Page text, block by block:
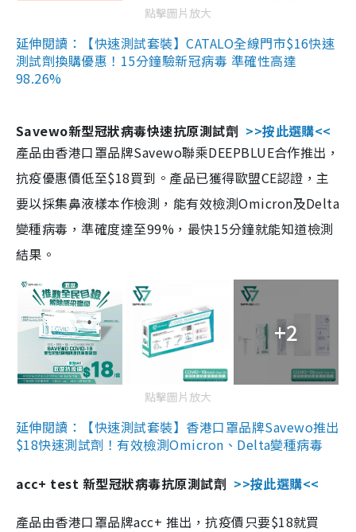
點擊圖片放大
延伸閱讀：【快速測試套裝】CATALO全線門市$16快速
測試劑換購優惠！15分鐘驗新冠病毒 準確性高達
98.26%
Savewo新型冠狀病毒快速抗原測試劑 >>按此選購<<
產品由香港口罩品牌Savewo聯乘DEEPBLUE合作推出，
抗疫優惠價低至$18買到。產品已獲得歐盟CE認證，主
要以採集鼻液樣本作檢測，能有效檢測Omicron及Delta
變種病毒，準確度達至99%，最快15分鐘就能知道檢測
結果。
+2
點擊圖片放大
延伸閱讀：【快速測試套裝】香港口罩品牌Savewo推出
$18快速測試劑！有效檢測Omicron、Delta變種病毒
acc+ test 新型冠狀病毒抗原測試劑 >>按此選購<<
產品由香港口罩品牌acc+ 推出，抗疫價只要$18就買